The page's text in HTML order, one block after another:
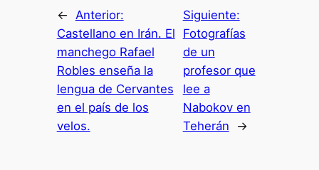
←
Anterior:
Castellano en Irán. El
manchego Rafael
Robles enseña la
lengua de Cervantes
en el país de los
velos.
Siguiente:
Fotografías
de un
profesor que
lee a
Nabokov en
Teherán
→